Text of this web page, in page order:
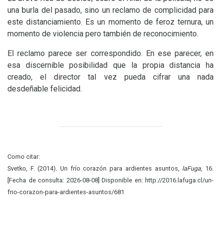
una burla del pasado, sino un reclamo de complicidad para
este distanciamiento. Es un momento de feroz ternura, un
momento de violencia pero también de reconocimiento.
El reclamo parece ser correspondido. En ese parecer, en
esa discernible posibilidad que la propia distancia ha
creado, el director tal vez pueda cifrar una nada
desdeñable felicidad.
Como citar:
Svetko, F. (2014). Un frío corazón para ardientes asuntos, laFuga, 16.
[Fecha de consulta: 2026-08-08] Disponible en: http://2016.lafuga.cl/un-
frio-corazon-para-ardientes-asuntos/681